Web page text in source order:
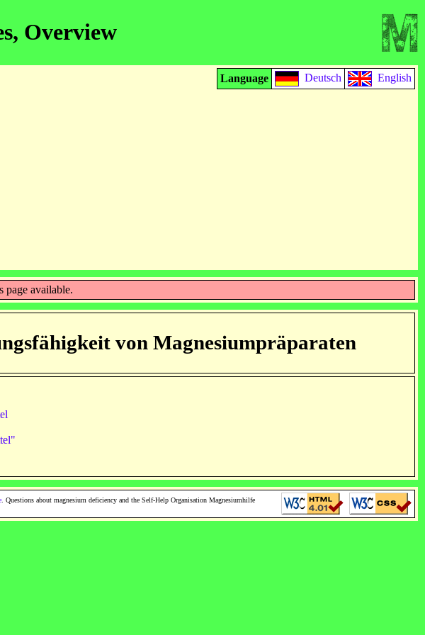
Overview
Language Deutsch
English
page available.
von Magnesiumpräparaten
. Questions about magnesium deficiency and the Self-Help Organisation Magnesiumhilfe